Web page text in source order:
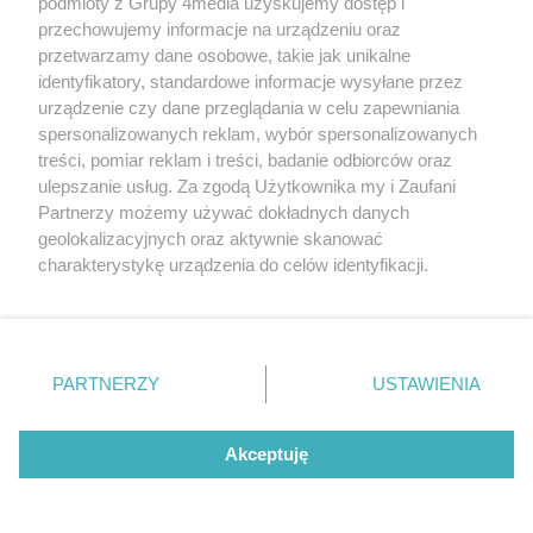
szkoleniowy
Autor artykułu:
Michał Nowak
przechowujemy informacje na urządzeniu oraz
przetwarzamy dane osobowe, takie jak unikalne
identyfikatory, standardowe informacje wysyłane przez
urządzenie czy dane przeglądania w celu zapewniania
spersonalizowanych reklam, wybór spersonalizowanych
treści, pomiar reklam i treści, badanie odbiorców oraz
ulepszanie usług. Za zgodą Użytkownika my i Zaufani
Partnerzy możemy używać dokładnych danych
geolokalizacyjnych oraz aktywnie skanować
charakterystykę urządzenia do celów identyfikacji.
zmienić/wycofać klikając przycisk ustawień prywatności
znajdujący się w lewym dolnym rogu strony
. Niektóre
użytkownika, ale masz prawo sprzeciwić się takiemu
przetwarzaniu. Preferencje będą miały zastosowania tylko
PARTNERZY USTAWIENIA
Akceptuję